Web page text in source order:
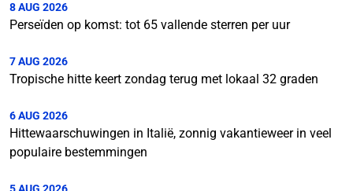
8 AUG 2026
Perseïden op komst: tot 65 vallende sterren per uur
7 AUG 2026
Tropische hitte keert zondag terug met lokaal 32 graden
6 AUG 2026
Hittewaarschuwingen in Italië, zonnig vakantieweer in veel
populaire bestemmingen